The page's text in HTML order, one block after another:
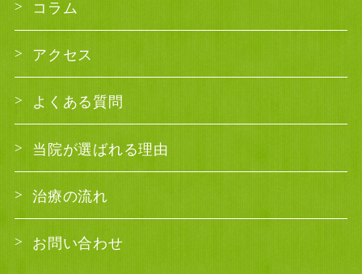
コラム
アクセス
よくある質問
当院が選ばれる理由
治療の流れ
お問い合わせ